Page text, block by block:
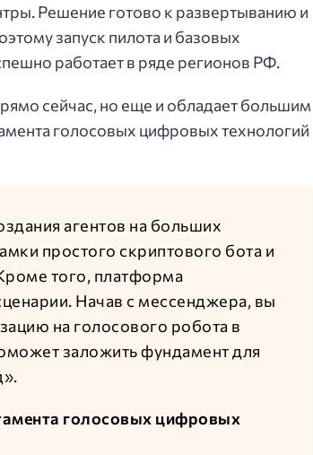
Решение готово к развертыванию и
запуск пилота и базовых
работает в ряде регионов РФ.
сейчас, но еще и обладает большим
голосовых цифровых технологий
агентов на больших
простого скриптового бота и
того, платформа
Начав с мессенджера, вы
на голосового робота в
заложить фундамент для
голосовых цифровых